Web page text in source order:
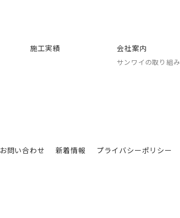
施工実績 会社案内
サンワイの取り組み
お問い合わせ 新着情報 プライバシーポリシー